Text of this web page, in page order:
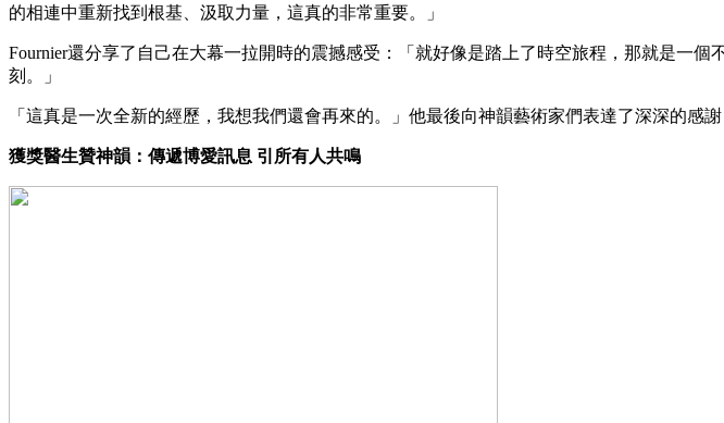
的相連中重新找到根基、汲取力量，這真的非常重要。」
Fournier還分享了自己在大幕一拉開時的震撼感受：「就好像是踏上了時空旅程，那就是一
刻。」
「這真是一次全新的經歷，我想我們還會再來的。」他最後向神韻藝術家們表達了深深的感
獲獎醫生贊神韻：傳遞博愛訊息 引所有人共鳴